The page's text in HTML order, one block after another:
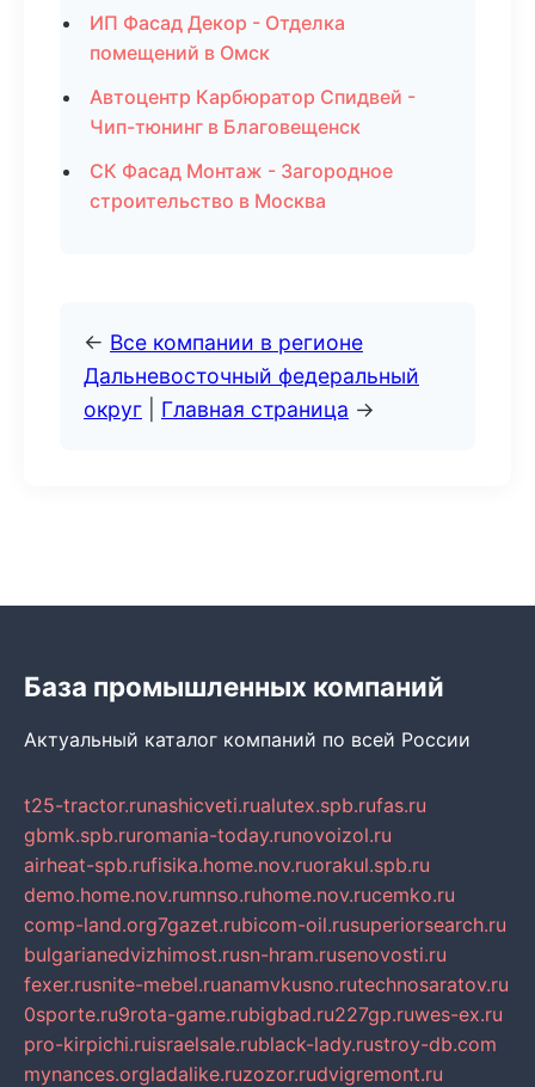
ИП Фасад Декор - Отделка
помещений в Омск
Автоцентр Карбюратор Спидвей -
Чип-тюнинг в Благовещенск
СК Фасад Монтаж - Загородное
строительство в Москва
← Все компании в регионе
Дальневосточный федеральный
округ
Главная страница →
База промышленных компаний
Актуальный каталог компаний по всей России
t25-tractor.runashicveti.rualutex.spb.rufas.ru
gbmk.spb.ruromania-today.runovoizol.ru
airheat-spb.rufisika.home.nov.ruorakul.spb.ru
demo.home.nov.rumnso.ruhome.nov.rucemko.ru
comp-land.org7gazet.rubicom-oil.rusuperiorsearch.ru
bulgarianedvizhimost.rusn-hram.rusenovosti.ru
fexer.rusnite-mebel.ruanamvkusno.rutechnosaratov.ru
0sporte.ru9rota-game.rubigbad.ru227gp.ruwes-ex.ru
pro-kirpichi.ruisraelsale.rublack-lady.rustroy-db.com
mynances.orgladalike.ruzozor.rudvigremont.ru